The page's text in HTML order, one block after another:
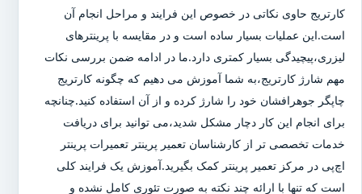
کارتریج حاوی نکاتی در خصوص این فرایند و مراحل انجام آن
است.این عملیات بسیار ساده است و در مقایسه با پرینترهای
لیزری،پیچیدگی بسیار کمتری دارد.ما در ادامه ضمن بررسی نکات
مهم شارژ کارتریج،به شما آموزش می دهیم که چگونه کارتریج
چاپگر جوهرافشان خود را شارژ کرده و از آن استفاده کنید.چنانچه
برای انجام این کار دچار مشکل شدید،می توانید برای دریافت
خدمات تخصصی تر از کارشناسان تعمیر پرینتر تعمیرات پرینتر
اچ‌پی در مرکز تعمیر پرینتر کمک بگیرید.آموزش یک فرایند کلی
است که تنها با ارائه چند نکته به صورت تئوری کامل نشده و